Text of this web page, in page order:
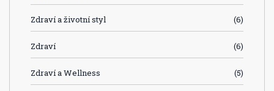
Zdraví a životní styl (6)
Zdraví (6)
Zdraví a Wellness (5)